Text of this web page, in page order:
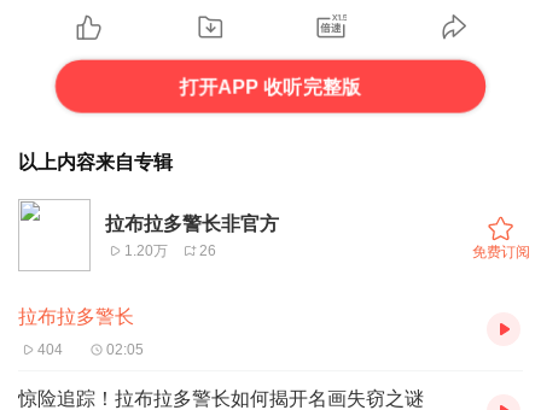
打开APP 收听完整版
以上内容来自专辑
拉布拉多警长非官方
1.20万 26 免费订阅
拉布拉多警长
404 02:05
惊险追踪！拉布拉多警长如何揭开名画失窃之谜